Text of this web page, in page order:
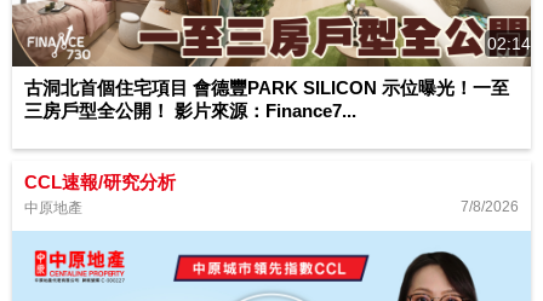
02:14
古洞北首個住宅項目 會德豐PARK SILICON 示位曝光！一至
三房戶型全公開！ 影片來源：Finance7...
CCL速報/研究分析
中原地產 7/8/2026